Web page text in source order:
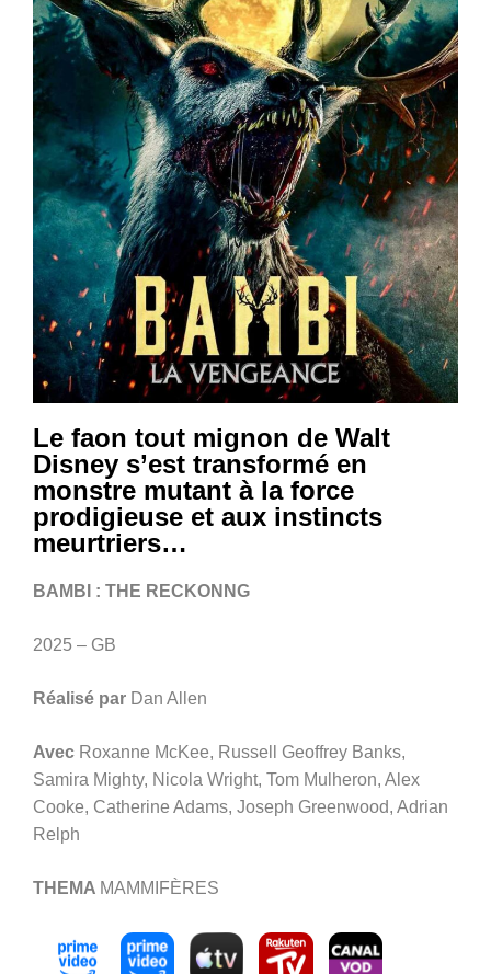
Le faon tout mignon de Walt
Disney s’est transformé en
monstre mutant à la force
prodigieuse et aux instincts
meurtriers…
BAMBI : THE RECKONNG
2025 – GB
Réalisé par Dan Allen
Avec Roxanne McKee, Russell Geoffrey Banks,
Samira Mighty, Nicola Wright, Tom Mulheron, Alex
Cooke, Catherine Adams, Joseph Greenwood, Adrian
Relph
THEMA MAMMIFÈRES